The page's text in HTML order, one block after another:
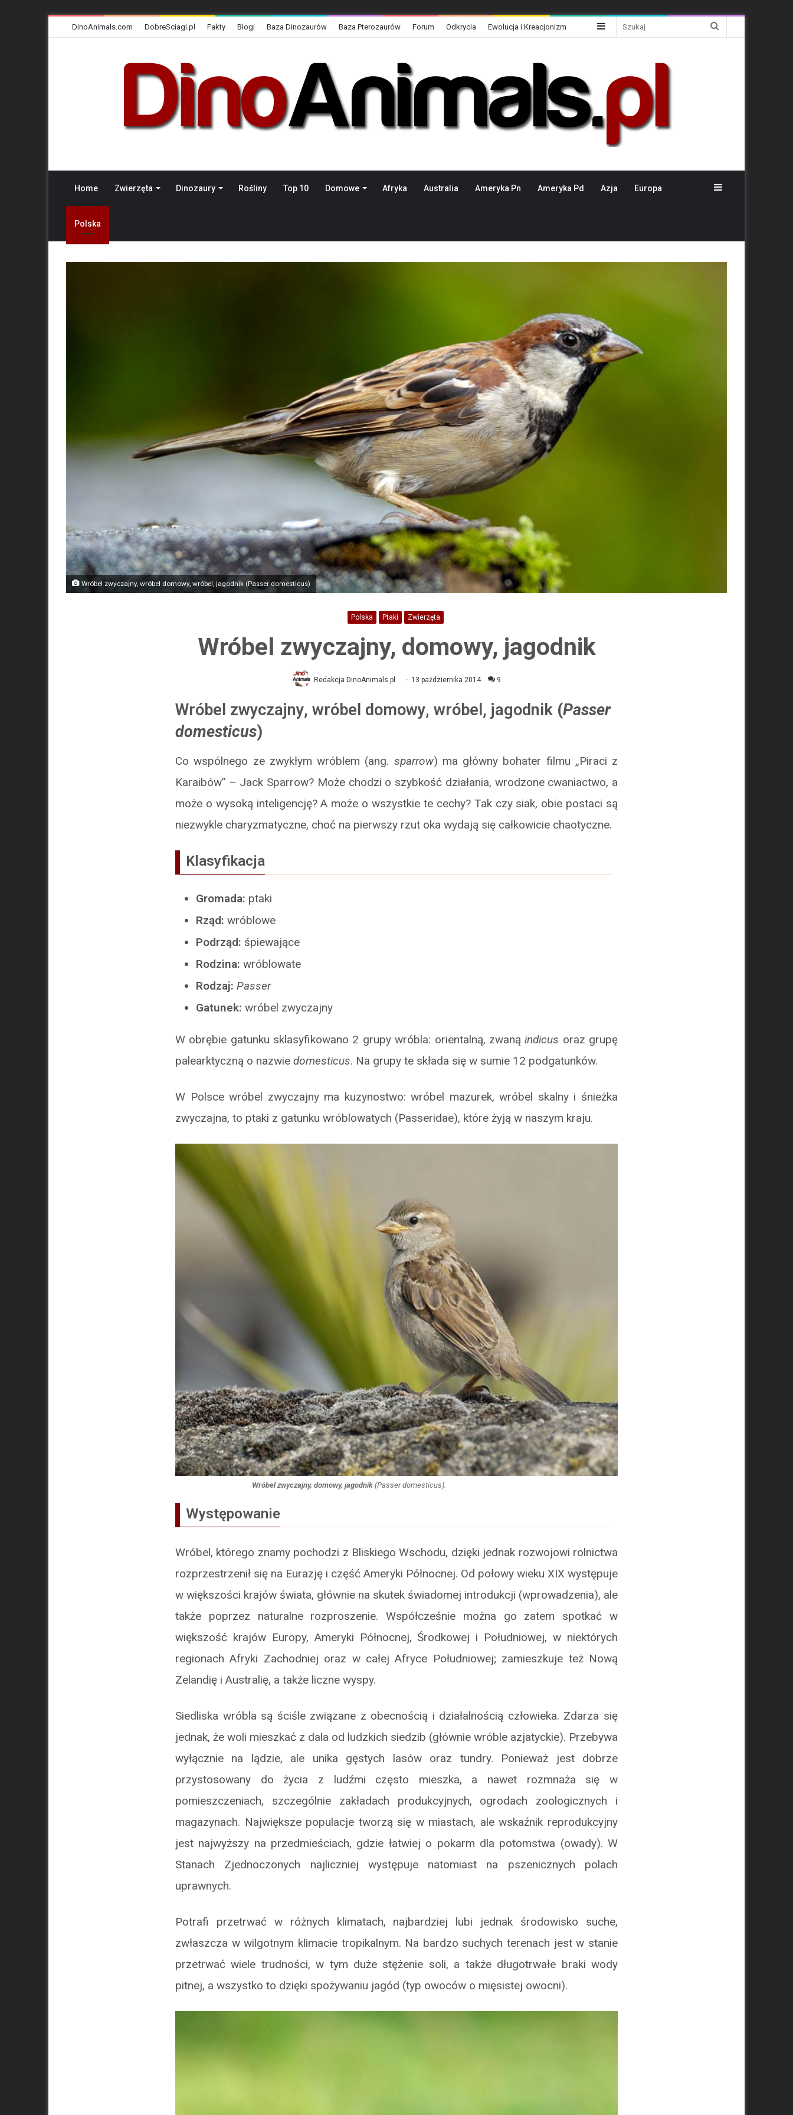
DinoAnimals.com DobreSciagi.pl Fakty Blogi Baza Dinozaurów Baza Pterozaurów Forum Odkrycia Ewolucja i Kreacjonizm Sidebar
Home Zwierzęta Dinozaury Rośliny Top 10 Domowe Afryka Australia Ameryka Pn Ameryka Pd Azja Europa
Polska
Sidebar
Wróbel zwyczajny, wróbel domowy, wróbel, jagodnik (Passer domesticus)
Polska Ptaki Zwierzęta
Wróbel zwyczajny, domowy, jagodnik
Redakcja DinoAnimals.pl 13 października 2014 9
Wróbel zwyczajny, wróbel domowy, wróbel , jagodnik (Passer
domesticus)
Co wspólnego ze zwykłym wróblem (ang. sparrow) ma główny bohater filmu „Piraci z
Karaibów” – Jack Sparrow? Może chodzi o szybkość działania, wrodzone cwaniactwo, a
może o wysoką inteligencję? A może o wszystkie te cechy? Tak czy siak, obie postaci są
niezwykle charyzmatyczne, choć na pierwszy rzut oka wydają się całkowicie chaotyczne.
Klasyfikacja
Gromada: ptaki
Rząd: wróblowe
Podrząd: śpiewające
Rodzina: wróblowate
Rodzaj: Passer
Gatunek: wróbel zwyczajny
W obrębie gatunku sklasyfikowano 2 grupy wróbla: orientalną, zwanąindicus oraz grupę
palearktyczną o nazwie domesticus. Na grupy te składa się w sumie 12 podgatunków.
W Polsce wróbel zwyczajny ma kuzynostwo: wróbel mazurek, wróbel skalny i śnieżka
zwyczajna, to ptaki z gatunku wróblowatych (Passeridae), które żyją w naszym kraju.
Wróbel zwyczajny, domowy, jagodnik(Passer domesticus).
Występowanie
Wróbel, którego znamy pochodzi z Bliskiego Wschodu, dzięki jednak rozwojowi rolnictwa
rozprzestrzenił się na Eurazję i część Ameryki Północnej. Od połowy wieku XIX występuje
w większości krajów świata, głównie na skutek świadomej introdukcji (wprowadzenia), ale
także poprzez naturalne rozproszenie. Współcześnie można go zatem spotkać w
większość krajów Europy, Ameryki Północnej, Środkowej i Południowej, w niektórych
regionach Afryki Zachodniej oraz w całej Afryce Południowej; zamieszkuje też Nową
Zelandię i Australię, a także liczne wyspy.
Siedliska wróbla są ściśle związane z obecnością i działalnością człowieka. Zdarza się
jednak, że woli mieszkać z dala od ludzkich siedzib (głównie wróble azjatyckie). Przebywa
wyłącznie na lądzie, ale unika gęstych lasów oraz tundry. Ponieważ jest dobrze
przystosowany do życia z ludźmi często mieszka, a nawet rozmnaża się w
pomieszczeniach, szczególnie zakładach produkcyjnych, ogrodach zoologicznych i
magazynach. Największe populacje tworzą się w miastach, ale wskaźnik reprodukcyjny
jest najwyższy na przedmieściach, gdzie łatwiej o pokarm dla potomstwa (owady). W
Stanach Zjednoczonych najliczniej występuje natomiast na pszenicznych polach
uprawnych.
Potrafi przetrwać w różnych klimatach, najbardziej lubi jednak środowisko suche,
zwłaszcza w wilgotnym klimacie tropikalnym. Na bardzo suchych terenach jest w stanie
przetrwać wiele trudności, w tym duże stężenie soli, a także długotrwałe braki wody
pitnej, a wszystko to dzięki spożywaniu jagód (typ owoców o mięsistej owocni).